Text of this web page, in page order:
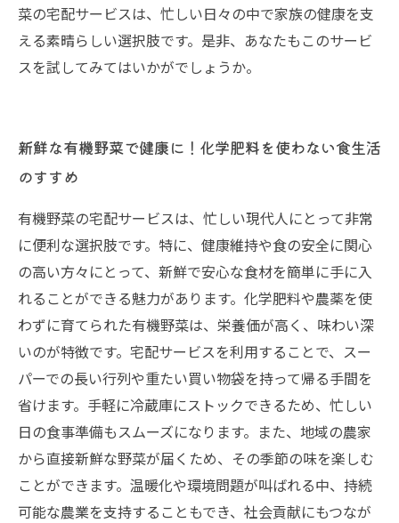
菜の宅配サービスは、忙しい日々の中で家族の健康を支
える素晴らしい選択肢です。是非、あなたもこのサービ
スを試してみてはいかがでしょうか。
新鮮な有機野菜で健康に！化学肥料を使わない食生活
のすすめ
有機野菜の宅配サービスは、忙しい現代人にとって非常
に便利な選択肢です。特に、健康維持や食の安全に関心
の高い方々にとって、新鮮で安心な食材を簡単に手に入
れることができる魅力があります。化学肥料や農薬を使
わずに育てられた有機野菜は、栄養価が高く、味わい深
いのが特徴です。宅配サービスを利用することで、スー
パーでの長い行列や重たい買い物袋を持って帰る手間を
省けます。手軽に冷蔵庫にストックできるため、忙しい
日の食事準備もスムーズになります。また、地域の農家
から直接新鮮な野菜が届くため、その季節の味を楽しむ
ことができます。温暖化や環境問題が叫ばれる中、持続
可能な農業を支持することもでき、社会貢献にもつなが